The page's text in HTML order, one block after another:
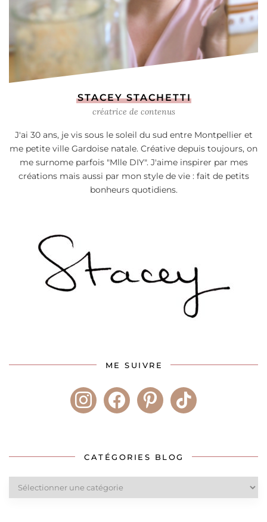
STACEY STACHETTI
créatrice de contenus
J'ai 30 ans, je vis sous le soleil du sud entre Montpellier et
me petite ville Gardoise natale. Créative depuis toujours, on
me surnome parfois "Mlle DIY". J'aime inspirer par mes
créations mais aussi par mon style de vie : fait de petits
bonheurs quotidiens.
ME SUIVRE
instagramfacebookpinteresttiktok
CATÉGORIES BLOG
blog